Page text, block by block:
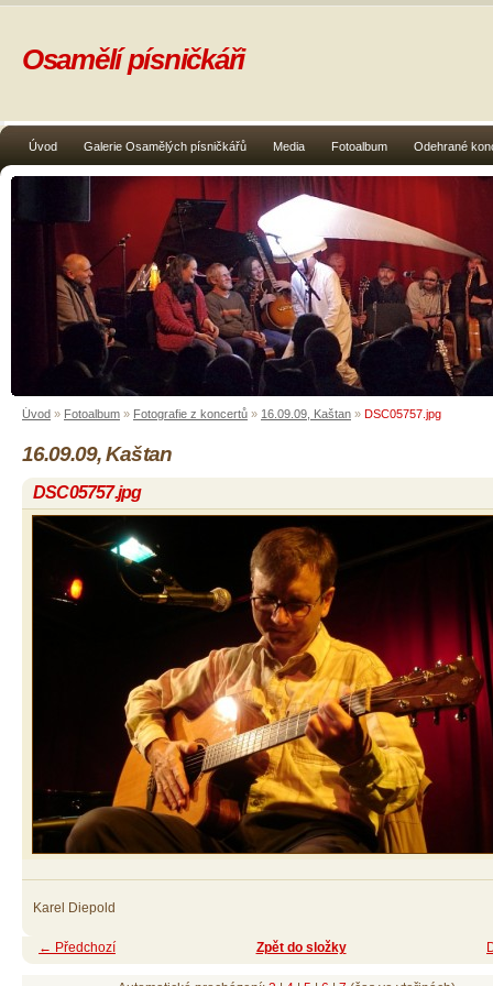
Úvod Galerie Osamělých písničkářů Media Fotoalbum Odehrané
Osamělí písničkáři
Úvod » Fotoalbum » Fotografie z koncertů » 16.09.09, Kaštan » DSC05757.jpg
16.09.09, Kaštan
DSC05757.jpg
Karel Diepold
← Předchozí Zpět do složky